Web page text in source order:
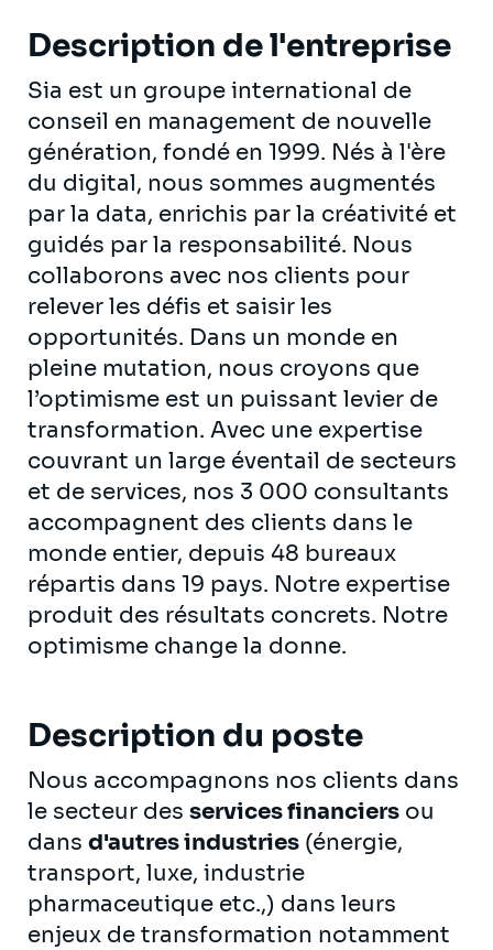
Description de l'entreprise
Sia est un groupe international de
conseil en management de nouvelle
génération, fondé en 1999. Nés à l'ère
du digital, nous sommes augmentés
par la data, enrichis par la créativité et
guidés par la responsabilité. Nous
collaborons avec nos clients pour
relever les défis et saisir les
opportunités. Dans un monde en
pleine mutation, nous croyons que
l’optimisme est un puissant levier de
transformation. Avec une expertise
couvrant un large éventail de secteurs
et de services, nos 3 000 consultants
accompagnent des clients dans le
monde entier, depuis 48 bureaux
répartis dans 19 pays. Notre expertise
produit des résultats concrets. Notre
optimisme change la donne.
Description du poste
Nous accompagnons nos clients dans
le secteur des services financiers ou
dans d'autres industries (énergie,
transport, luxe, industrie
pharmaceutique etc.,) dans leurs
enjeux de transformation notamment